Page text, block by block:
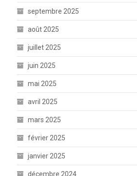
septembre 2025
août 2025
juillet 2025
juin 2025
mai 2025
avril 2025
mars 2025
février 2025
janvier 2025
décembre 2024